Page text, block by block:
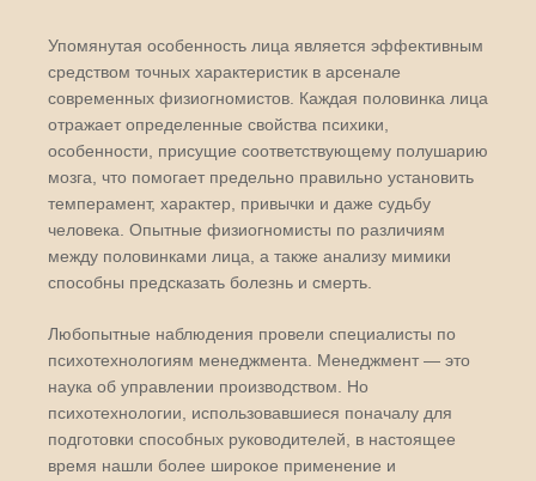
Упомянутая особенность лица является эффективным
средством точных характеристик в арсенале
современных физиогномистов. Каждая половинка лица
отражает определенные свойства психики,
особенности, присущие соответствующему полушарию
мозга, что помогает предельно правильно установить
темперамент, характер, привычки и даже судьбу
человека. Опытные физиогномисты по различиям
между половинками лица, а также анализу мимики
способны предсказать болезнь и смерть.
Любопытные наблюдения провели специалисты по
психотехнологиям менеджмента. Менеджмент — это
наука об управлении производством. Но
психотехнологии, использовавшиеся поначалу для
подготовки способных руководителей, в настоящее
время нашли более широкое применение и